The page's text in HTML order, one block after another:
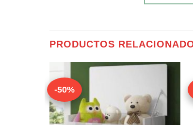
PRODUCTOS
-50%